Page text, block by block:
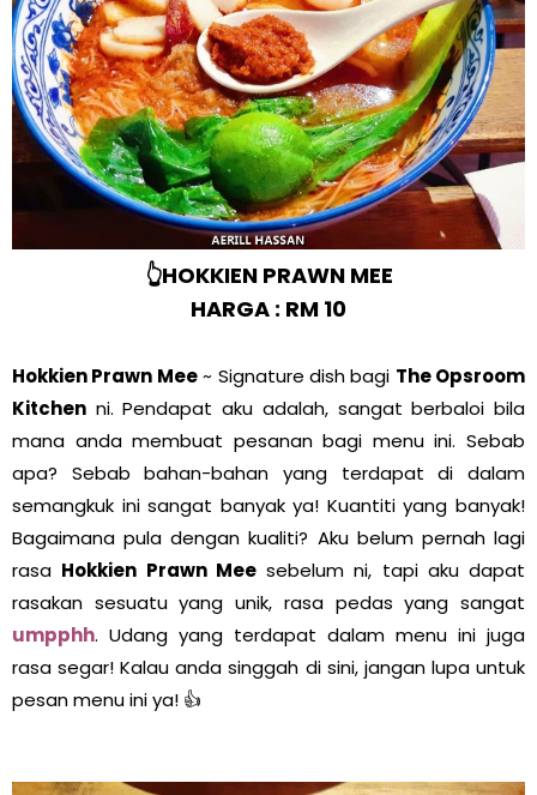
👆HOKKIEN PRAWN MEE
HARGA : RM 10
Hokkien Prawn Mee~ Signature dish bagi The Opsroom
Kitchen ni. Pendapat aku adalah, sangat berbaloi bila
mana anda membuat pesanan bagi menu ini. Sebab
apa? Sebab bahan-bahan yang terdapat di dalam
semangkuk ini sangat banyak ya! Kuantiti yang banyak!
Bagaimana pula dengan kualiti? Aku belum pernah lagi
rasa Hokkien Prawn Meesebelum ni, tapi aku dapat
rasakan sesuatu yang unik, rasa pedas yang sangat
umpphh. Udang yang terdapat dalam menu ini juga
rasa segar! Kalau anda singgah di sini, jangan lupa untuk
pesan menu ini ya! 👍